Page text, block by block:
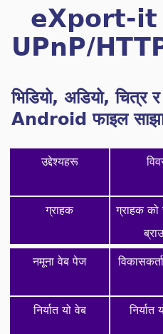
eXport-it
UPnP/HTTP
भिडियो, अडियो, चित्र
Android फाइल
उद्देश्यहरू
ग्राहक
ग्राहक
नमूना वेब पेज
निर्यात यो वेब निर्यात